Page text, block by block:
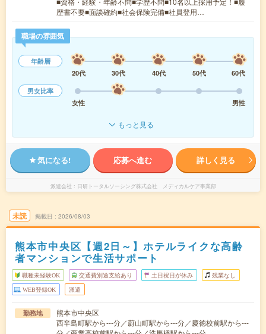
歴書不要■面談確約■社会保険完備■社員登用…
職場の雰囲気
年齢層
20代
30代 40代 50代
60代
男女比率
女性
男性
もっと見る
気になる! 応募へ進む 詳しく見る
派遣会社 日研トータルソーシング株式会社 メディカルケア事業部
未読 掲載日 2026/08/03
熊本市中央区【週2日～】ホテルライクな高齢
者マンションで生活サポート
職種未経験OK 交通費別途支給あり 土日祝日が休み 残業なし
WEB登録OK 派遣
勤務地
熊本市中央区
西辛島町駅から---分／蔚山町駅から---分／慶徳校前駅から---